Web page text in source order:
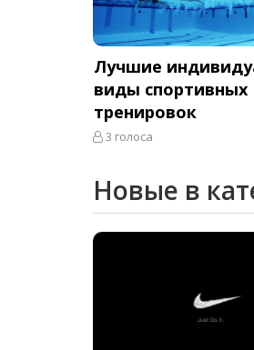
Лучшие
виды спортивных
тренировок
3 голоса
Новые в